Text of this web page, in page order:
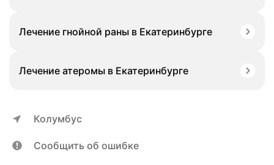
Лечение гнойной раны в Екатеринбурге
Лечение атеромы в Екатеринбурге
Колумбус
Сообщить об ошибке